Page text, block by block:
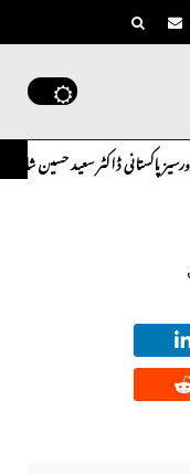
ڈاکٹر سعید حسین شاہ نے